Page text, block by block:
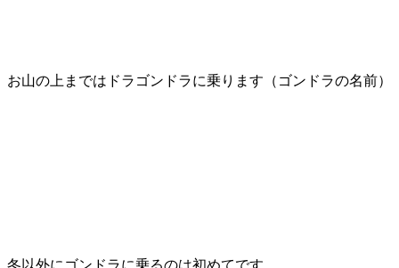
お山の上まではドラゴンドラに乗ります（ゴンドラの名前）
冬以外にゴンドラに乗るのは初めてです